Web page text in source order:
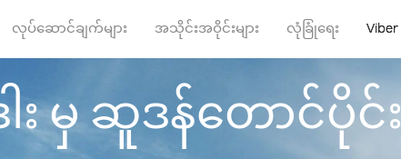
လုပ်ဆောင်ချက်များ အသိုင်းအဝိုင်းများ လုံခြုံရေး
ါး မှ ဆူဒန်တောင်ပို